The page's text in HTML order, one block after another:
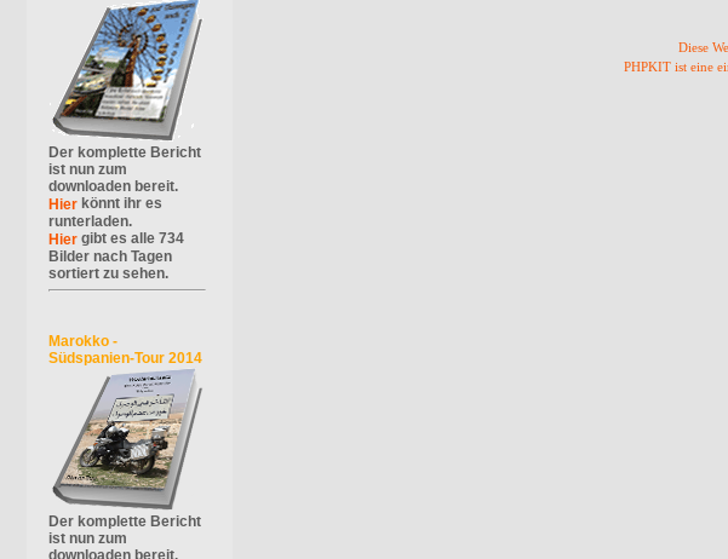
Der komplette Bericht
ist nun zum
downloaden bereit.
Hier könnt ihr es
runterladen.
Hier gibt es alle 734
Bilder nach Tagen
sortiert zu sehen.
Marokko -
Südspanien-Tour 2014
Der komplette Bericht
ist nun zum
downloaden bereit.
Diese
PHPKIT ist eine